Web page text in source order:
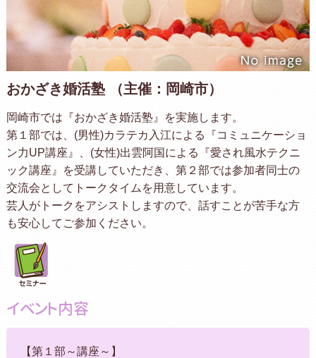
おかざき婚活塾 （主催：岡崎市）
岡崎市では『おかざき婚活塾』を実施します。
第１部では、(男性)カラテカ入江による『コミュニケーショ
ン力UP講座』、(女性)出雲阿国による『愛され風水テクニ
ック講座』を受講していただき、第２部では参加者同士の
交流会としてトークタイムを用意しています。
芸人がトークをアシストしますので、話すことが苦手な方
も安心してご参加ください。
イベント内容
【第１部～講座～】